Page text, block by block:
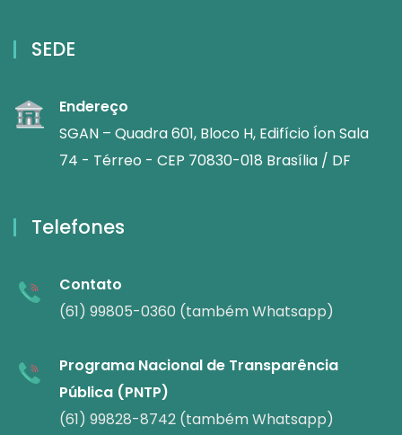
SEDE
Endereço
SGAN – Quadra 601, Bloco H, Edifício Íon Sala
74 - Térreo - CEP 70830-018 Brasília / DF
Telefones
Contato
(61) 99805-0360 (também Whatsapp)
Programa Nacional de Transparência
Pública (PNTP)
(61) 99828-8742 (também Whatsapp)